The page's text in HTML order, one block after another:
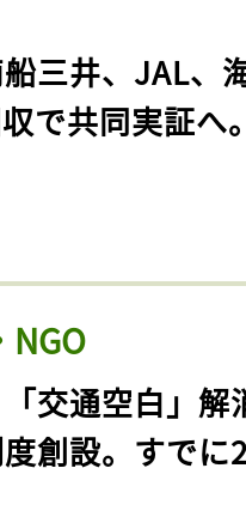
船三井、JAL、
で共同実証へ
NGO
「交通空白」解
創設。すでに